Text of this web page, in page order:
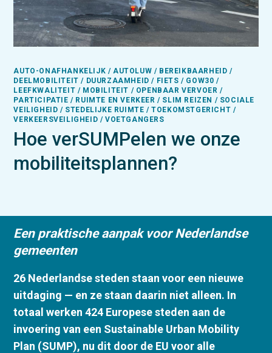
AUTO-ONAFHANKELIJK / AUTOLUW / BEREIKBAARHEID /
DEELMOBILITEIT / DUURZAAMHEID / FIETS / GOW30 /
LEEFKWALITEIT / MOBILITEIT / OPENBAAR VERVOER /
PARTICIPATIE / RUIMTE EN VERKEER / SLIM REIZEN / SOCIALE
VEILIGHEID / STEDELIJKE RUIMTE / TOEKOMSTGERICHT /
VERKEERSVEILIGHEID / VOETGANGERS
Hoe verSUMPelen we onze
mobiliteitsplannen?
Een praktische aanpak voor Nederlandse
gemeenten
26 Nederlandse steden staan voor een nieuwe
uitdaging — en ze staan daarin niet alleen. In
totaal werken 424 Europese steden aan de
invoering van een Sustainable Urban Mobility
Plan (SUMP), nu dit door de EU voor alle